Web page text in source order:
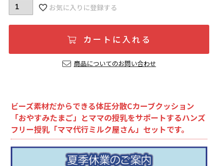
お気に入りに登録する
カートに入れる
商品についてのお問い合わせ
ビーズ素材だからできる体圧分散Cカーブクッション
「おやすみたまご」とママの授乳をサポートするハンズ
フリー授乳「ママ代行ミルク屋さん」セットです。